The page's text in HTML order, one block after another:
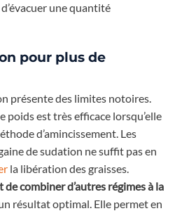
une quantité
pour plus de
présente des limites notoires.
poids est très efficace lorsqu’elle
d’amincissement. Les
de sudation ne suffit pas en
la libération des graisses.
combiner d’autres régimes à la
résultat optimal. Elle permet en